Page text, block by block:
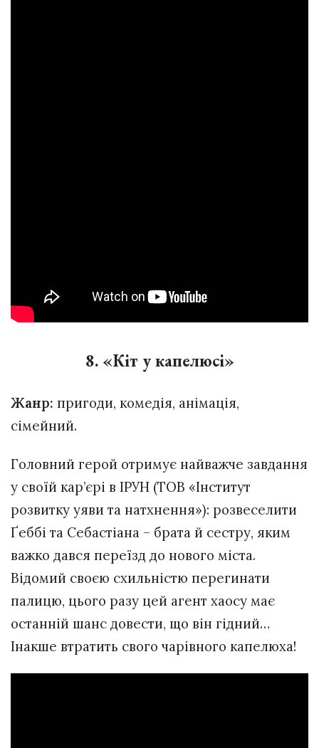
8. «Кіт у капелюсі»
Жанр: пригоди, комедія, анімація,
сімейний.
Головний герой отримує найважче завдання
у своїй кар’єрі в ІРУН (ТОВ «Інститут
розвитку уяви та натхнення»): розвеселити
Ґеббі та Себастіана – брата й сестру, яким
важко дався переїзд до нового міста.
Відомий своєю схильністю перегинати
палицю, цього разу цей агент хаосу має
останній шанс довести, що він гідний…
Інакше втратить свого чарівного капелюха!